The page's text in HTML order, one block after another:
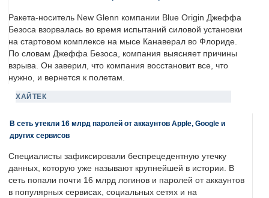
Ракета-носитель New Glenn компании Blue Origin Джеффа
Безоса взорвалась во время испытаний силовой установки
на стартовом комплексе на мысе Канаверал во Флориде.
По словам Джеффа Безоса, компания выясняет причины
взрыва. Он заверил, что компания восстановит все, что
нужно, и вернется к полетам.
ХАЙТЕК
В сеть утекли 16 млрд паролей от аккаунтов Apple, Google и
других сервисов
Специалисты зафиксировали беспрецедентную утечку
данных, которую уже называют крупнейшей в истории. В
сеть попали почти 16 млрд логинов и паролей от аккаунтов
в популярных сервисах, социальных сетях и на